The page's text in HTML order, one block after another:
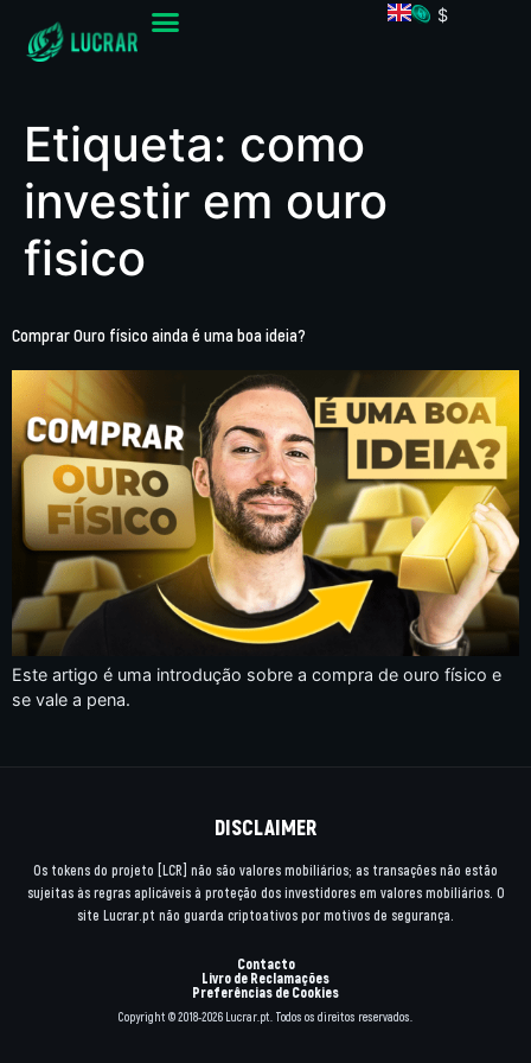
$
Etiqueta: como
investir em ouro
fisico
Comprar Ouro físico ainda é uma boa ideia?
Este artigo é uma introdução sobre a compra de ouro físico e
se vale a pena.
DISCLAIMER
Os tokens do projeto [LCR] não são valores mobiliários; as transações não estão
sujeitas às regras aplicáveis à proteção dos investidores em valores mobiliários. O
site Lucrar.pt não guarda criptoativos por motivos de segurança.
Contacto
Livro de Reclamações
Preferências de Cookies
Copyright © 2018-2026 Lucrar.pt. Todos os direitos reservados.